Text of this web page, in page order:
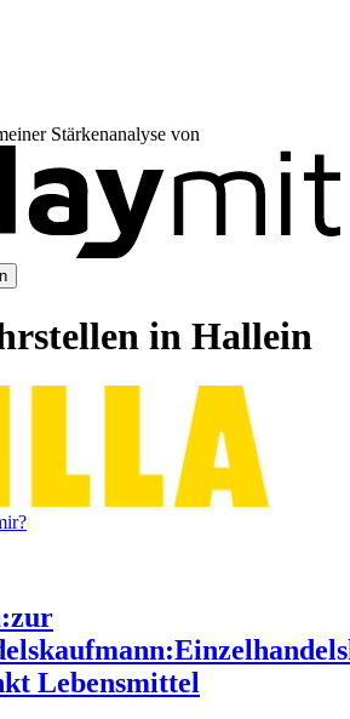
Stärkenanalyse von
in Hallein
Lebensmittel